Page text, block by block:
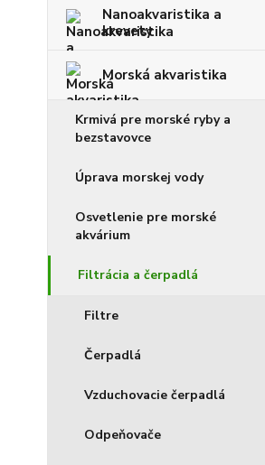
Nanoakvaristika a
krevety
Morská akvaristika
Krmivá pre morské ryby a
bezstavovce
Úprava morskej vody
Osvetlenie pre morské
akvárium
Filtrácia a čerpadlá
Filtre
Čerpadlá
Vzduchovacie čerpadlá
Odpeňovače